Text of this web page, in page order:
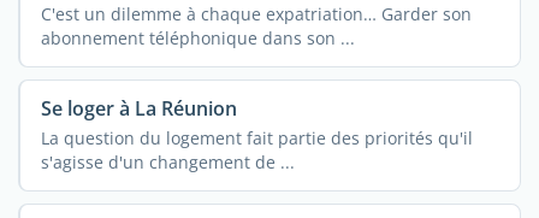
C'est un dilemme à chaque expatriation… Garder son
abonnement téléphonique dans son ...
Se loger à La Réunion
La question du logement fait partie des priorités qu'il
s'agisse d'un changement de ...